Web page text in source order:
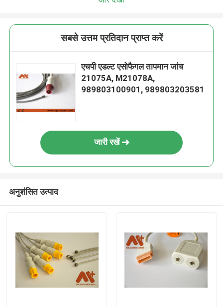
सबसे उत्तम प्रतिदान प्राप्त करें
एचपी एडल्ट एसोफैगल तापमान जांच
21075A, M21078A,
989803100901, 989803203581
जारी रखें
अनुशंसित उत्पाद